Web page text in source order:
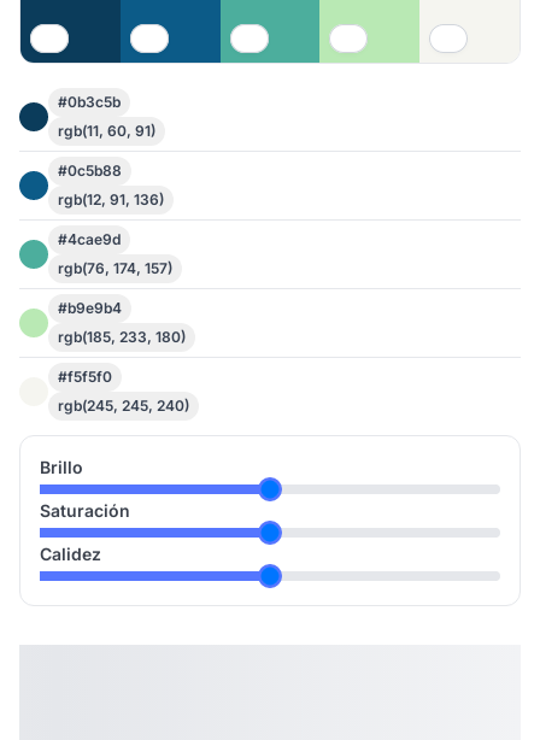
#0b3c5b
rgb(11, 60, 91)
#0c5b88
rgb(12, 91, 136)
#4cae9d
rgb(76, 174, 157)
#b9e9b4
rgb(185, 233, 180)
#f5f5f0
rgb(245, 245, 240)
Brillo
Saturación
Calidez